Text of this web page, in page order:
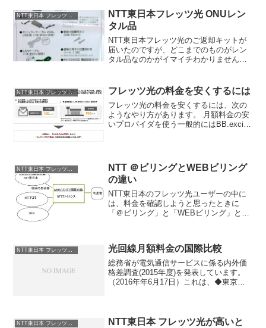
NTT東日本フレッツ光 ONUレン
タル品
NTT東日本フレッツ光のご返却キットが
届いたのですが、どこまでのものがレン
タル品なのかがイマイチわかりませんで
さい」の紙が入っていて、そこに書いて
あるのがそうだと思い...
NTT東日本 フレッツ光 料金 フレッツ光の料金を安くするには
フレッツ光の料金を安くするには、次の
ようなやり方があります。 月額料金の安
いプロバイダを使う一般的にはBB.excite
ていい。業界...
NTT東日本 フレッツ光 料金
NTT ＠ビリングとWEBビリング
の違い
NTT東日本のフレッツ光ユーザーの中に
は、料金を確認しようと思ったときに
「＠ビリング」と「WEBビリング」とい
管理人自身が先日そうなりました。＠ビ
リングのパスワードも...
光回線月額料金の国際比較
総務省が電気通信サービスに係る内外価
格差調査(2015年度)を発表しています。
（2016年年6月17日）これは、◆東京◆
ついて...
NTT東日本 フレッツ光 料金
NTT東日本 フレッツ光が高いと